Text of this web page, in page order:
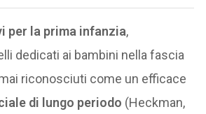
per la prima infanzia,
dedicati ai bambini nella fascia
riconosciuti come un efficace
di lungo periodo (Heckman,